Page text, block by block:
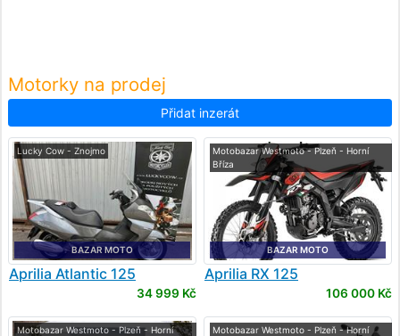
Motorky na prodej
Přidat inzerát
Lucky Cow - Znojmo
BAZAR MOTO
Aprilia Atlantic 125
34 999 Kč
Motobazar Westmoto - Plzeň - Horní
Bříza
BAZAR MOTO
Aprilia RX 125
106 000 Kč
Motobazar Westmoto - Plzeň - Horní
Motobazar Westmoto - Plzeň - Horní